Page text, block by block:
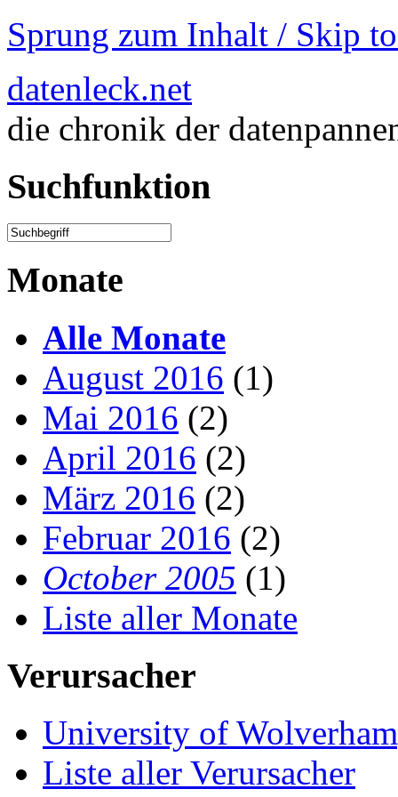
Sprung zum Inhalt / Skip
datenleck.net
die chronik der
Suchfunktion
Monate
Alle Monate
August 2016 (1)
Mai 2016 (2)
April 2016 (2)
März 2016 (2)
Februar 2016 (2)
October 2005 (1)
Liste aller Monate
Verursacher
University of
Liste aller Verursacher